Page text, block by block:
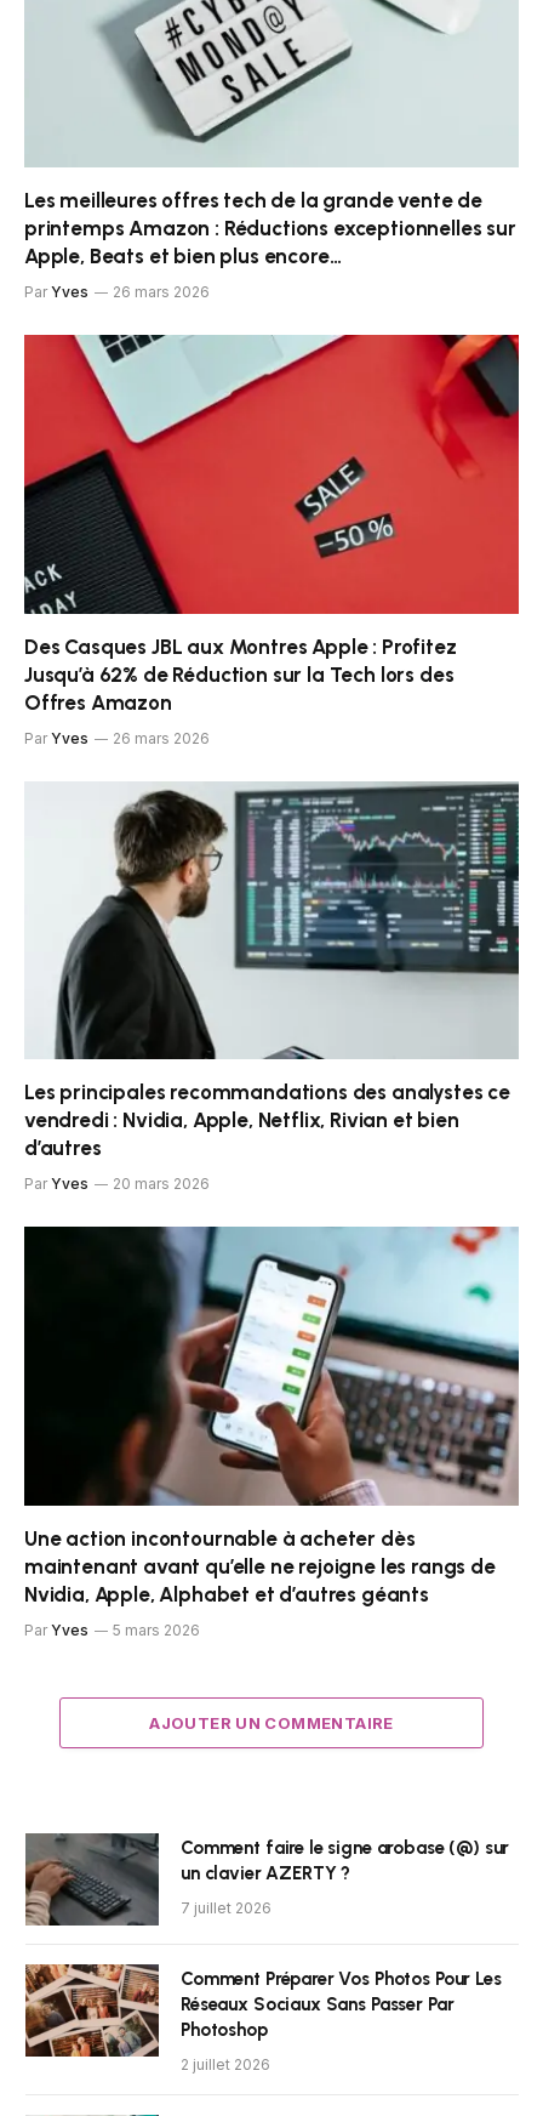
Les meilleures offres tech de la grande vente de
printemps Amazon : Réductions exceptionnelles sur
Apple, Beats et bien plus encore…
Par Yves 26 mars 2026
Des Casques JBL aux Montres Apple : Profitez
Jusqu’à 62% de Réduction sur la Tech lors des
Offres Amazon
Par Yves 26 mars 2026
Les principales recommandations des analystes ce
vendredi : Nvidia, Apple, Netflix, Rivian et bien
d’autres
Par Yves 20 mars 2026
Une action incontournable à acheter dès
maintenant avant qu’elle ne rejoigne les rangs de
Nvidia, Apple, Alphabet et d’autres géants
Par Yves 5 mars 2026
AJOUTER UN COMMENTAIRE
Comment faire le signe arobase (@) sur
un clavier AZERTY ?
7 juillet 2026
Comment Préparer Vos Photos Pour Les
Réseaux Sociaux Sans Passer Par
Photoshop
2 juillet 2026